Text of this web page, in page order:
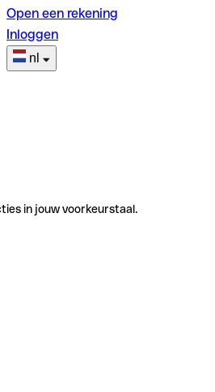
Open een rekening
Inloggen
nl
in jouw voorkeurstaal.